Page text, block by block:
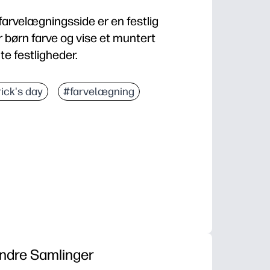
er en festlig
farve og vise et muntert
festligheder.
udvikling gennem kreativ farve- og
til hurtige klasseværelsesaktiviteter, fester eller
sjovt og festligt feriedekorationsprojekt
day #farvelægning
Samlinger